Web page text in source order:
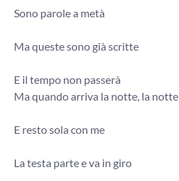
Sono parole a metà
Ma queste sono già scritte
E il tempo non passerà
Ma quando arriva la notte, la notte
E resto sola con me
La testa parte e va in giro